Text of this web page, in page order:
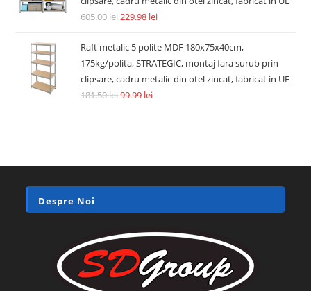
605.00lei229.98 lei
Raft metalic 5 polite MDF 180x75x40cm,
175kg/polita, STRATEGIC, montaj fara surub prin
clipsare, cadru metalic din otel zincat, fabricat in UE
181.50lei99.99 lei
Despre Noi